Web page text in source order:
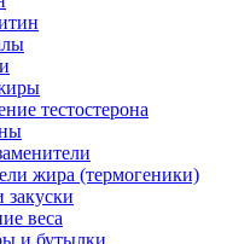
тестостерона
жира (термогеники)
веса
и бутылки